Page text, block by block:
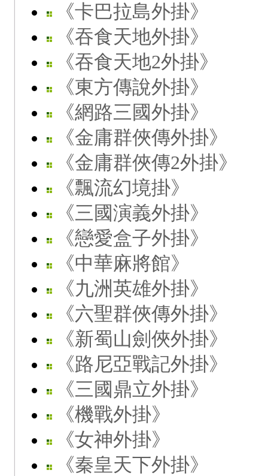
《卡巴拉島外掛》
《吞食天地外掛》
《吞食天地2外掛》
《東方傳說外掛》
《網路三國外掛》
《金庸群俠傳外掛》
《金庸群俠傳2外掛》
《飄流幻境掛》
《三國演義外掛》
《戀愛盒子外掛》
《中華麻將館》
《九洲英雄外掛》
《六聖群俠傳外掛》
《新蜀山劍俠外掛》
《路尼亞戰記外掛》
《三國鼎立外掛》
《機戰外掛》
《女神外掛》
《秦皇天下外掛》